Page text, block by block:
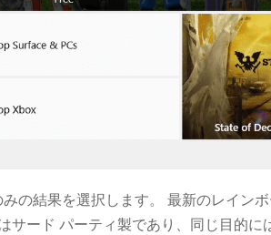
の結果を選択します。 最新のレイン
ード パーティ製であり、同じ目的に